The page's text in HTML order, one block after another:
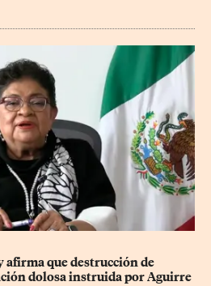
afirma que destrucción de
dolosa instruida por Aguirre